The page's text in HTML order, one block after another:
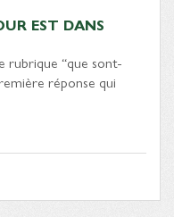
EST DANS
rubrique “que sont-
réponse qui